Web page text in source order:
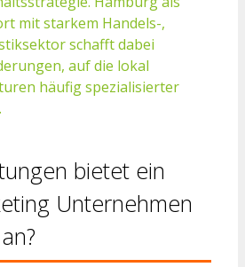
mit starkem Handels-,
schafft dabei
auf die lokal
häufig spezialisierter
bietet ein
Unternehmen